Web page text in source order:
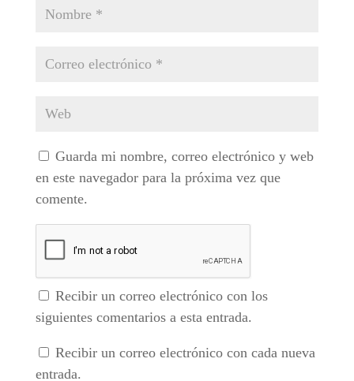
Guarda mi nombre, correo electrónico y web
en este navegador para la próxima vez que
comente.
Recibir un correo electrónico con los
siguientes comentarios a esta entrada.
Recibir un correo electrónico con cada nueva
entrada.